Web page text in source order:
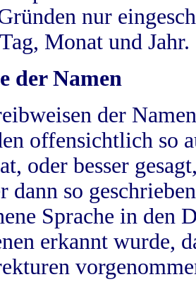
nur
Monat und Jahr.
der Namen
der
offensichtlich so
oder besser
dann so
Sprache in
erkannt wurde,